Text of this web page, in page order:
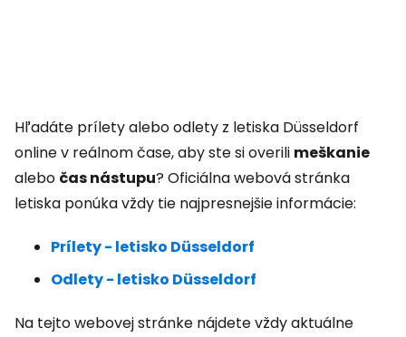
Hľadáte prílety alebo odlety z letiska Düsseldorf
online v reálnom čase, aby ste si overili meškanie
alebo čas nástupu? Oficiálna webová stránka
letiska ponúka vždy tie najpresnejšie informácie:
Prílety - letisko Düsseldorf
Odlety - letisko Düsseldorf
Na tejto webovej stránke nájdete vždy aktuálne